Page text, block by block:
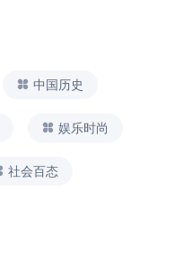
中国历史
娱乐时尚
社会百态